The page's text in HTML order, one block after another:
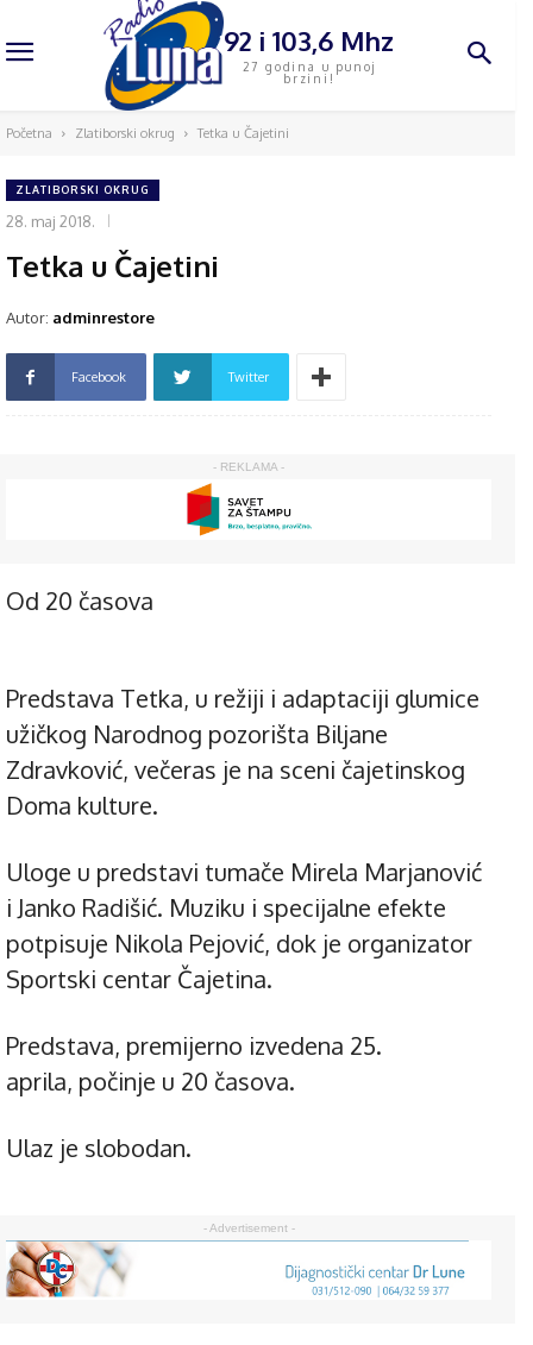
92 i 103,6 Mhz
27 godina u punoj
brzini!
Početna Zlatiborski okrug Tetka u Čajetini
ZLATIBORSKI OKRUG
28. maj 2018.
Tetka u Čajetini
Autor: adminrestore
Facebook Twitter
- REKLAMA -
Od 20 časova
Predstava Tetka, u režiji i adaptaciji glumice
užičkog Narodnog pozorišta Biljane
Zdravković, večeras je na sceni čajetinskog
Doma kulture.
Uloge u predstavi tumače Mirela Marjanović
i Janko Radišić. Muziku i specijalne efekte
potpisuje Nikola Pejović, dok je organizator
Sportski centar Čajetina.
Predstava, premijerno izvedena 25.
aprila, počinje u 20 časova.
Ulaz je slobodan.
- Advertisement -